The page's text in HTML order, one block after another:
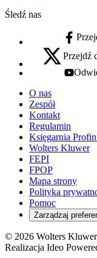
Śledź nas
facebook -
x - otwiera się w
Przejdź
youtube -
O nas
Zespół
Kontakt
Regulamin
Księgarnia
Wolters Kluwer
FEPI
FPOP
Mapa strony
Polityka
Pomoc
Zarządzaj
© 2026 Wolters Kluwer
Realizacja Ideo